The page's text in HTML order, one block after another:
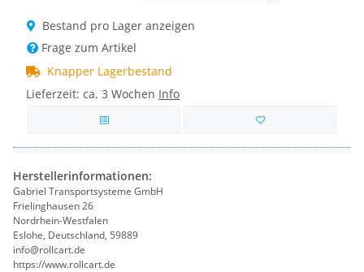
Bestand pro Lager anzeigen
Frage zum Artikel
Knapper Lagerbestand
Lieferzeit: ca. 3 Wochen Info
Herstellerinformationen:
Gabriel Transportsysteme GmbH
Frielinghausen 26
Nordrhein-Westfalen
Eslohe, Deutschland, 59889
info@rollcart.de
https://www.rollcart.de